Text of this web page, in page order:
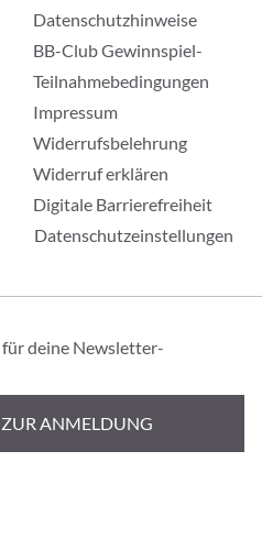
Datenschutzhinweise
BB-Club Gewinnspiel-
Teilnahmebedingungen
Impressum
Widerrufsbelehrung
Widerruf erklären
Digitale Barrierefreiheit
Datenschutzeinstellungen
für deine Newsletter-
ZUR ANMELDUNG